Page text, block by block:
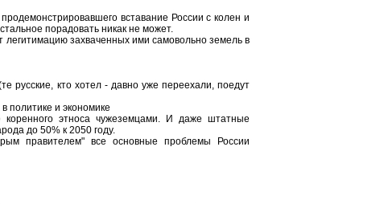
вставание России с колен и
порадовать никак не может.
легитимацию захваченных ими самовольно земель в
русские, кто хотел - давно уже переехали, поедут
политике и экономике
этноса чужеземцами. И даже штатные
до 50% к 2050 году.
правителем" все основные проблемы России